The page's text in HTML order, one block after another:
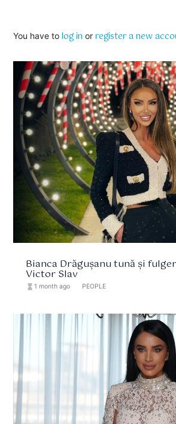
You have tolog in orregister a new
Bianca Drăgușanu tună și
Victor Slav
hourglass_full 1 month ago PEOPLE